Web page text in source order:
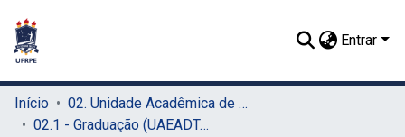
Entrar
Início
02. Unidade Acadêmica de Educação a Distância e Tecnologia (UAEADTec)
02.1 - Graduação (UAEADTec)